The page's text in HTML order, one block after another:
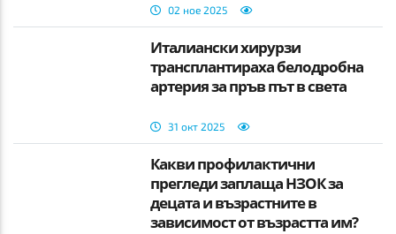
02 ное 2025
Италиански хирурзи
трансплантираха белодробна
артерия за пръв път в света
31 окт 2025
Какви профилактични
прегледи заплаща НЗОК за
децата и възрастните в
зависимост от възрастта им?